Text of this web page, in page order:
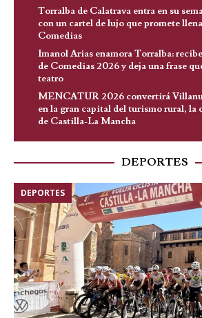
Torralba de Calatrava entra en su
con un cartel de lujo que promete
Comedias
Imanol Arias enamora Torralba:
de Comedias 2026 y deja una frase
teatro
MENCATUR 2026 convertirá
en la gran capital del turismo rural, la
de Castilla-La Mancha
DEPORTES
DEPORTES